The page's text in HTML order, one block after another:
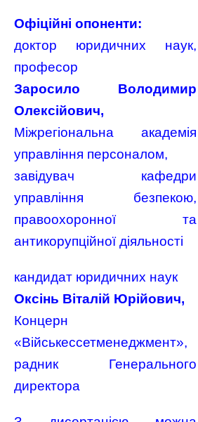
Офіційні опоненти:
доктор юридичних наук,
професор
Заросило Володимир
Олексійович,
Міжрегіональна академія
управління персоналом,
завідувач кафедри
управління безпекою,
правоохоронної та
антикорупційної діяльності
кандидат юридичних наук
Оксінь Віталій Юрійович,
Концерн
«Військессетменеджмент»,
радник Генерального
директора